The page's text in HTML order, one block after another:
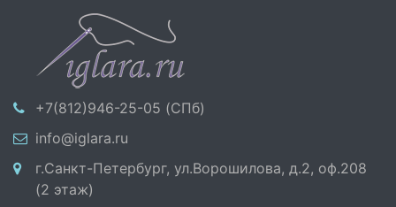
+7(812)946-25-05 (СПб)
info@iglara.ru
г.Санкт-Петербург, ул.Ворошилова, д.2, оф.208
(2 этаж)